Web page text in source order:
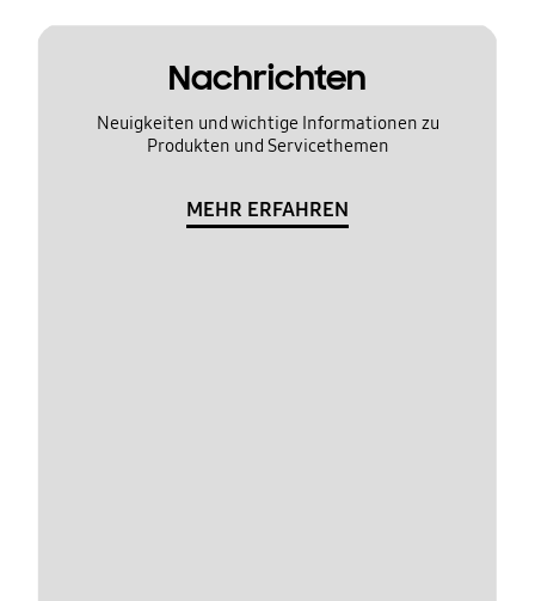
Nachrichten
Neuigkeiten und wichtige Informationen zu
Produkten und Servicethemen
MEHR ERFAHREN